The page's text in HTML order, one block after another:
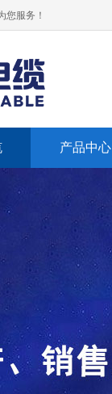
您服务！
产品中心